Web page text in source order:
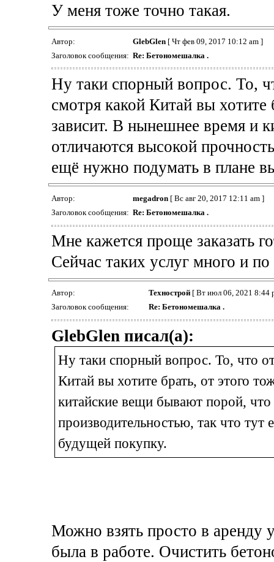
У меня тоже точно такая.
Автор: GlebGlen[ Чт фев 09, 2017 10:12 am ]
Заголовок сообщения: Re: Бетономешалка .
Ну таки спорный вопрос. То,
смотря какой Китай вы хотите
зависит. В нынешнее время и
отличаются высокой
ещё нужно подумать в плане
Автор: megadron[ Вс авг 20, 2017 12:11 am ]
Заголовок сообщения: Re: Бетономешалка .
Мне кажется проще заказать
Сейчас таких услуг много и
Автор: Технострой[ Вт июл 06, 2021 8:44
Заголовок сообщения:
Re: Бетономешалка .
GlebGlen писал(а):
Ну таки спорный вопрос. То, что
Китай вы хотите брать, от этого
китайские вещи бывают порой,
производительностью, так что
будущей покупку.
Можно взять просто в аренду
была в работе. Очистить